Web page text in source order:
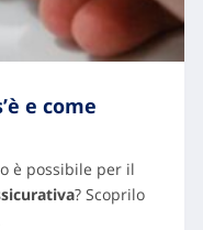
e come
è possibile per il
? Scoprilo